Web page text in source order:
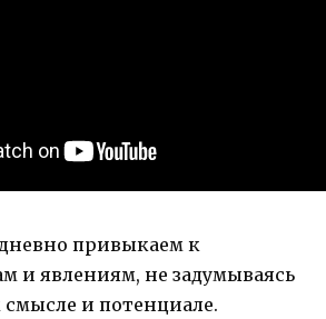
привыкаем к
и явлениям, не задумываясь
и потенциале.